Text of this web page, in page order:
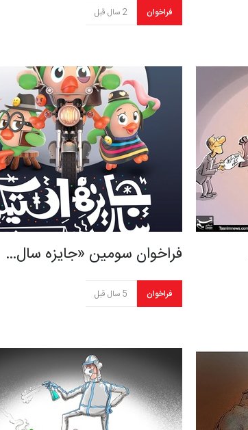
فراخوان 2 سال قبل
فراخوان سومین «جایزه سال…
فراخوان 5 سال قبل